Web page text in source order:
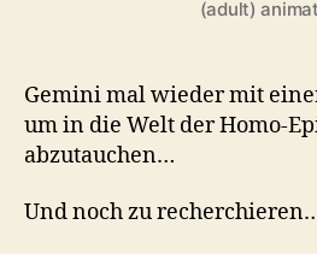
(adult)
Gemini mal wieder mit
um in die Welt der Homo-
abzutauchen…
Und noch zu